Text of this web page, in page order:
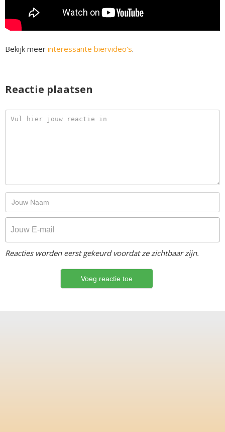
Bekijk meer interessante biervideo's.
Reactie plaatsen
Reacties worden eerst gekeurd voordat ze zichtbaar zijn.